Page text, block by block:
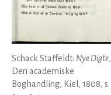
Schack Staffeldt: Nye Digte,
Den academiske
Boghandling, Kiel, 1808, s.